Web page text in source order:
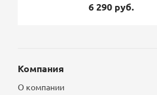
6 290 руб.
Компания
О компании